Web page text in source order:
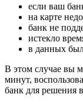
если ваш
на карте
банк не
истекло
в данных
В этом случае вы
минут,
банк для решения